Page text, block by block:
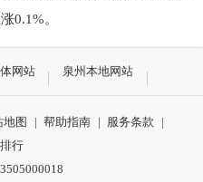
涨0.1%。
网站 泉州本地网站
地图 | 帮助指南 | 服务条款
|
行